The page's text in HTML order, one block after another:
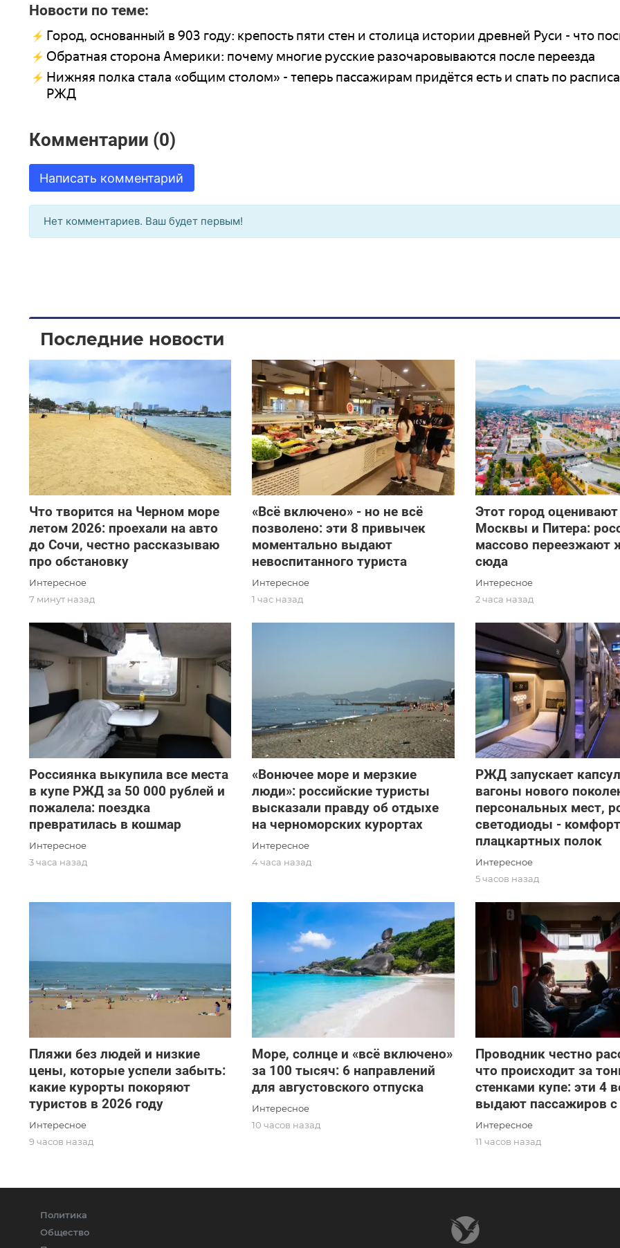
Новости по теме:
Город, основанный в 903 году: крепость пяти стен и столица истории древней Руси - что
Обратная сторона Америки: почему многие русские разочаровываются после переезда
Нижняя полка стала «общим столом» - теперь пассажирам придётся есть и спать по
РЖД
Комментарии (0)
Написать комментарий
Нет комментариев. Ваш будет первым!
Последние новости
Что творится на Черном море
летом 2026: проехали на авто
до Сочи, честно рассказываю
про обстановку
Интересное
7 минут назад
«Всё включено» - но не всё
позволено: эти 8 привычек
моментально выдают
невоспитанного туриста
Интересное
1 час назад
Этот город
Москвы и Питера:
массово переезжают
сюда
Интересное
2 часа назад
Россиянка выкупила все места
в купе РЖД за 50 000 рублей и
пожалела: поездка
превратилась в кошмар
Интересное
3 часа назад
«Вонючее море и мерзкие
люди»: российские туристы
высказали правду об отдыхе
на черноморских курортах
Интересное
4 часа назад
РЖД запускает
вагоны нового
персональных мест,
светодиоды -
плацкартных полок
Интересное
5 часов назад
Пляжи без людей и низкие
цены, которые успели забыть:
какие курорты покоряют
туристов в 2026 году
Интересное
9 часов назад
Море, солнце и «всё включено»
за 100 тысяч: 6 направлений
для августовского отпуска
Интересное
10 часов назад
Проводник честно
что происходит за
стенками купе: эти 4
выдают пассажиров с
Интересное
11 часов назад
Политика
Общество